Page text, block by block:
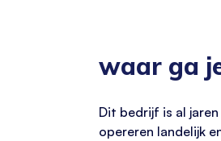
waar ga
Dit bedrijf is al
opereren landelijk